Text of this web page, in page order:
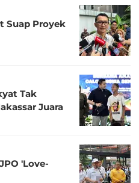
Suap Proyek
Tak
Juara
'Love-